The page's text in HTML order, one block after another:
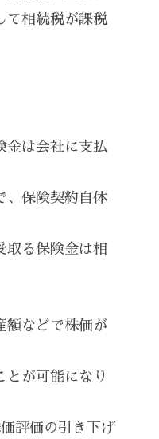
て相続税が課税
金は会社に支払
、保険契約自体
取る保険金は相
額などで株価が
とが可能になり
評価の引き下げ